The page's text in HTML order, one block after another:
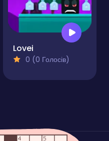
Lovei
0 (0 Голосів)